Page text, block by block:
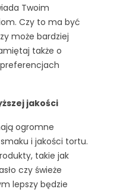
Twoim
Czy to ma być
może bardziej
także o
jakości
ogromne
i jakości tortu.
takie jak
czy świeże
lepszy będzie